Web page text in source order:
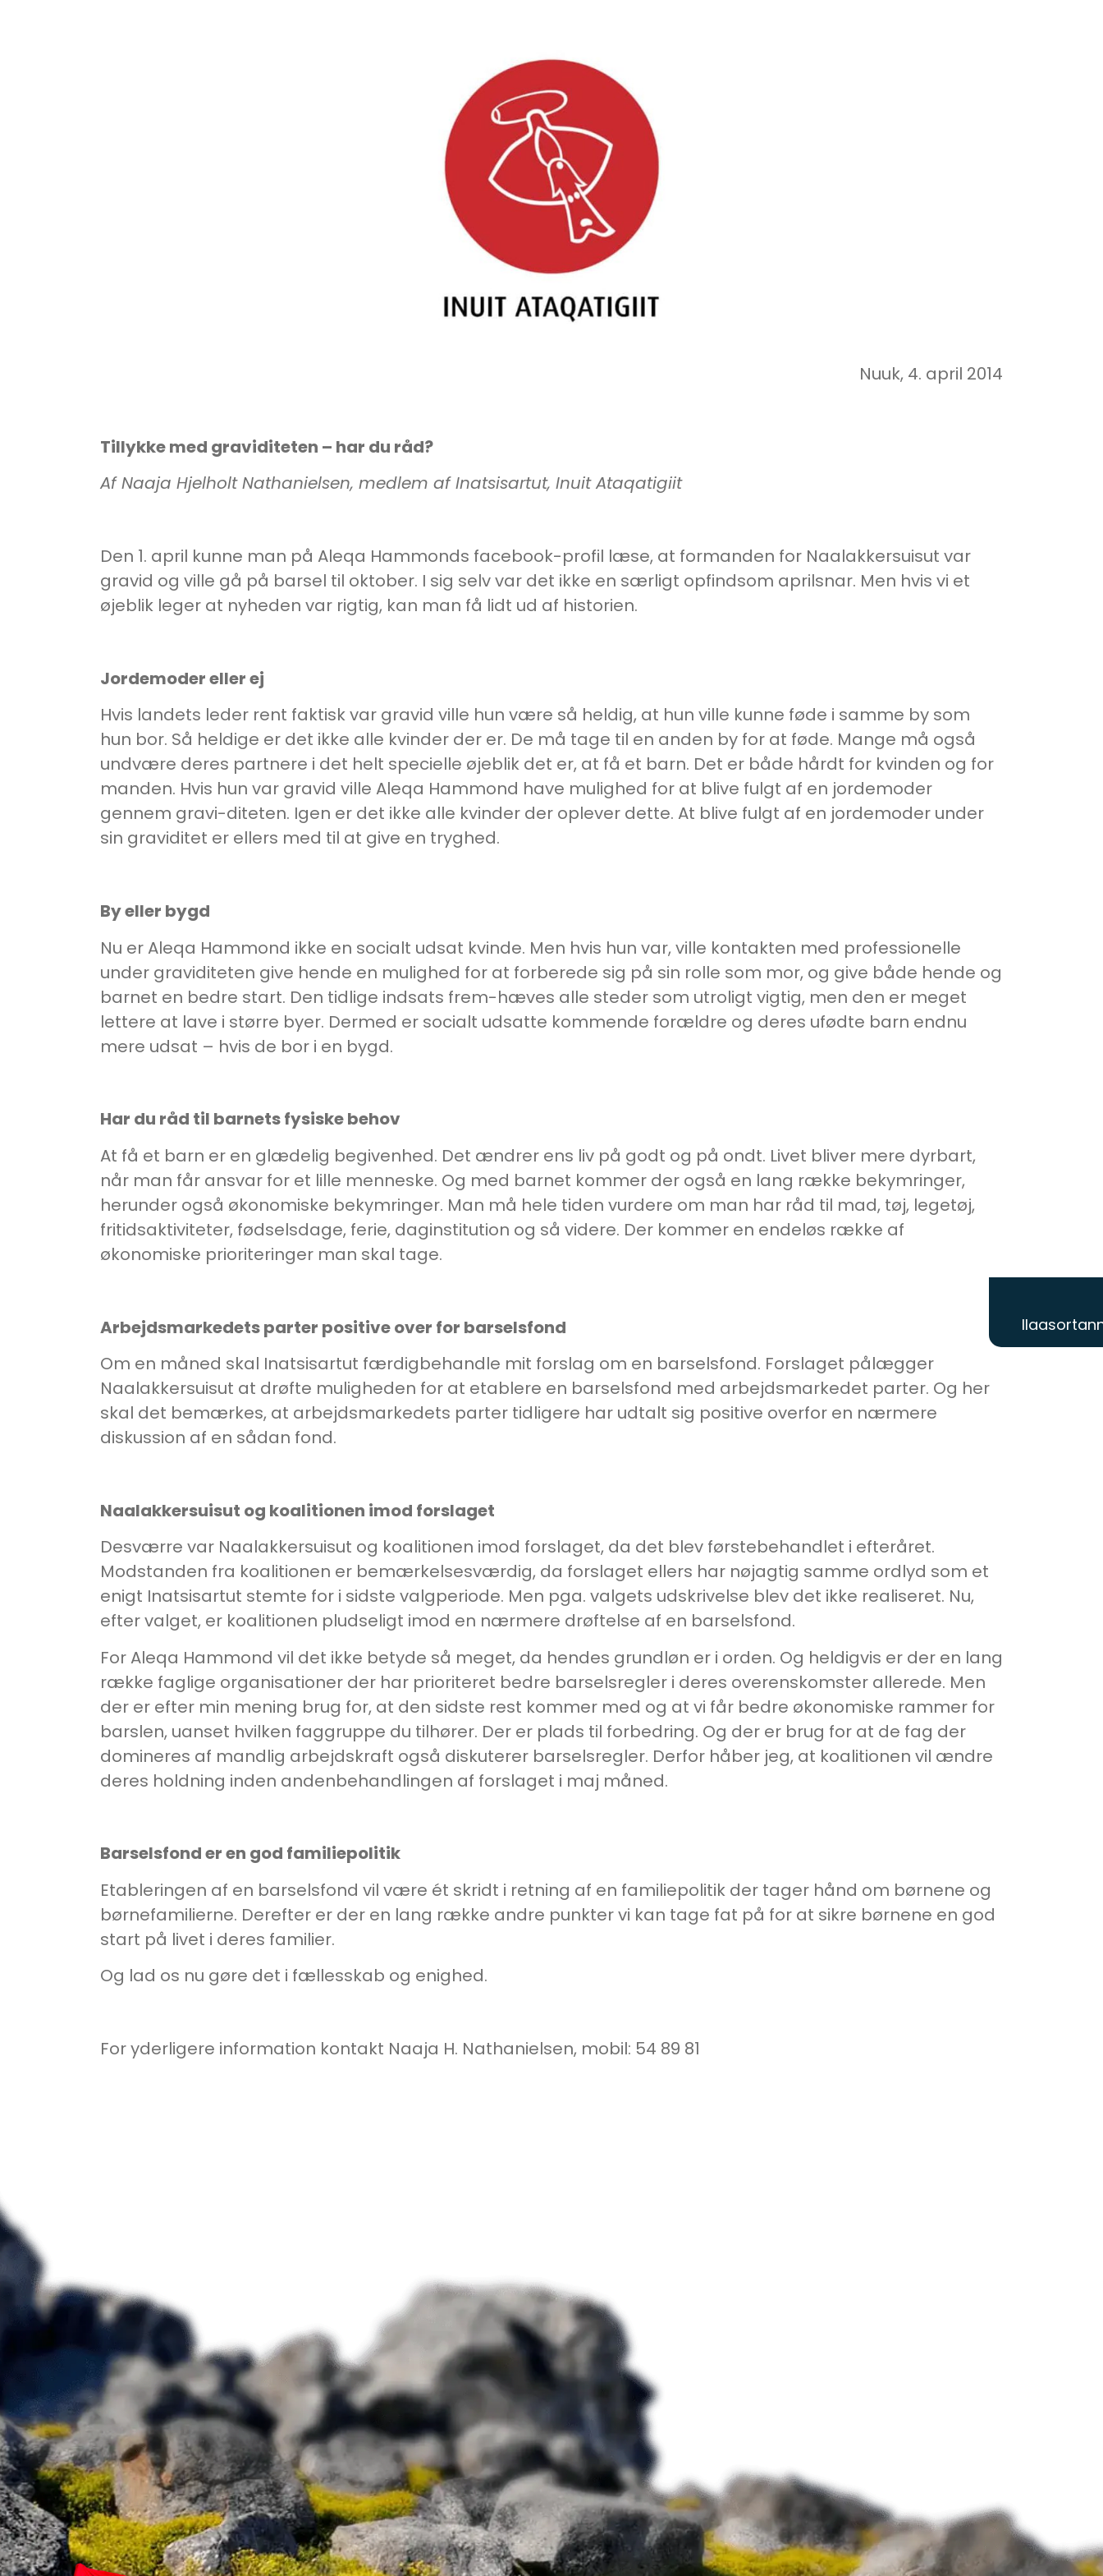
Nuuk, 4. april 2014
Tillykke med graviditeten – har du råd?
Af Naaja Hjelholt Nathanielsen, medlem af Inatsisartut, Inuit Ataqatigiit
Den 1. april kunne man på Aleqa Hammonds facebook-profil læse, at formanden for Naalakkersuisut var
gravid og ville gå på barsel til oktober. I sig selv var det ikke en særligt opfindsom aprilsnar. Men hvis vi et
øjeblik leger at nyheden var rigtig, kan man få lidt ud af historien.
Jordemoder eller ej
Hvis landets leder rent faktisk var gravid ville hun være så heldig, at hun ville kunne føde i samme by som
hun bor. Så heldige er det ikke alle kvinder der er. De må tage til en anden by for at føde. Mange må også
undvære deres partnere i det helt specielle øjeblik det er, at få et barn. Det er både hårdt for kvinden og for
manden. Hvis hun var gravid ville Aleqa Hammond have mulighed for at blive fulgt af en jordemoder
gennem gravi-diteten. Igen er det ikke alle kvinder der oplever dette. At blive fulgt af en jordemoder under
sin graviditet er ellers med til at give en tryghed.
By eller bygd
Nu er Aleqa Hammond ikke en socialt udsat kvinde. Men hvis hun var, ville kontakten med professionelle
under graviditeten give hende en mulighed for at forberede sig på sin rolle som mor, og give både hende og
barnet en bedre start. Den tidlige indsats frem-hæves alle steder som utroligt vigtig, men den er meget
lettere at lave i større byer. Dermed er socialt udsatte kommende forældre og deres ufødte barn endnu
mere udsat – hvis de bor i en bygd.
Har du råd til barnets fysiske behov
At få et barn er en glædelig begivenhed. Det ændrer ens liv på godt og på ondt. Livet bliver mere dyrbart,
når man får ansvar for et lille menneske. Og med barnet kommer der også en lang række bekymringer,
herunder også økonomiske bekymringer. Man må hele tiden vurdere om man har råd til mad, tøj, legetøj,
fritidsaktiviteter, fødselsdage, ferie, daginstitution og så videre. Der kommer en endeløs række af
økonomiske prioriteringer man skal tage.
Arbejdsmarkedets parter positive over for barselsfond
Om en måned skal Inatsisartut færdigbehandle mit forslag om en barselsfond. Forslaget pålægger
Naalakkersuisut at drøfte muligheden for at etablere en barselsfond med arbejdsmarkedet parter. Og her
skal det bemærkes, at arbejdsmarkedets parter tidligere har udtalt sig positive overfor en nærmere
diskussion af en sådan fond.
Naalakkersuisut og koalitionen imod forslaget
Desværre var Naalakkersuisut og koalitionen imod forslaget, da det blev førstebehandlet i efteråret.
Modstanden fra koalitionen er bemærkelsesværdig, da forslaget ellers har nøjagtig samme ordlyd som et
enigt Inatsisartut stemte for i sidste valgperiode. Men pga. valgets udskrivelse blev det ikke realiseret. Nu,
efter valget, er koalitionen pludseligt imod en nærmere drøftelse af en barselsfond.
For Aleqa Hammond vil det ikke betyde så meget, da hendes grundløn er i orden. Og heldigvis er der en lang
række faglige organisationer der har prioriteret bedre barselsregler i deres overenskomster allerede. Men
der er efter min mening brug for, at den sidste rest kommer med og at vi får bedre økonomiske rammer for
barslen, uanset hvilken faggruppe du tilhører. Der er plads til forbedring. Og der er brug for at de fag der
domineres af mandlig arbejdskraft også diskuterer barselsregler. Derfor håber jeg, at koalitionen vil ændre
deres holdning inden andenbehandlingen af forslaget i maj måned.
Barselsfond er en god familiepolitik
Etableringen af en barselsfond vil være ét skridt i retning af en familiepolitik der tager hånd om børnene og
børnefamilierne. Derefter er der en lang række andre punkter vi kan tage fat på for at sikre børnene en god
start på livet i deres familier.
Og lad os nu gøre det i fællesskab og enighed.
For yderligere information kontakt Naaja H. Nathanielsen, mobil: 54 89 81